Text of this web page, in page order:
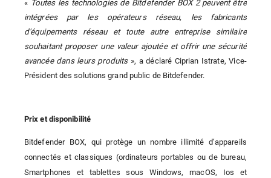
« Toutes les technologies de Bitdefender BOX 2 peuvent être
intégrées par les opérateurs réseau, les fabricants
d'équipements réseau et toute autre entreprise similaire
souhaitant proposer une valeur ajoutée et offrir une sécurité
avancée dans leurs produits », a déclaré Ciprian Istrate, Vice-
Président des solutions grand public de Bitdefender.
Prix et disponibilité
Bitdefender BOX, qui protège un nombre illimité d’appareils
connectés et classiques (ordinateurs portables ou de bureau,
Smartphones et tablettes sous Windows, macOS, Ios et